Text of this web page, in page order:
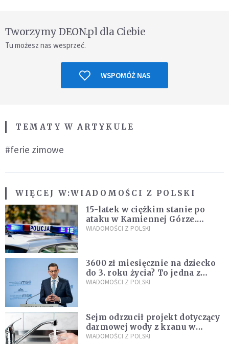
Tworzymy DEON.pl dla Ciebie
Tu możesz nas wesprzeć.
WSPOMÓŻ NAS
TEMATY W ARTYKULE
#ferie zimowe
WIĘCEJ W:WIADOMOŚCI Z POLSKI
15-latek w ciężkim stanie po
ataku w Kamiennej Górze.
Policja zatrzymała dwóch
WIADOMOŚCI Z POLSKI
3600 zł miesięcznie na dziecko
do 3. roku życia? To jedna z
propozycji programu "Rozwój
WIADOMOŚCI Z POLSKI
Sejm odrzucił projekt dotyczący
darmowej wody z kranu w
restauracjach
WIADOMOŚCI Z POLSKI